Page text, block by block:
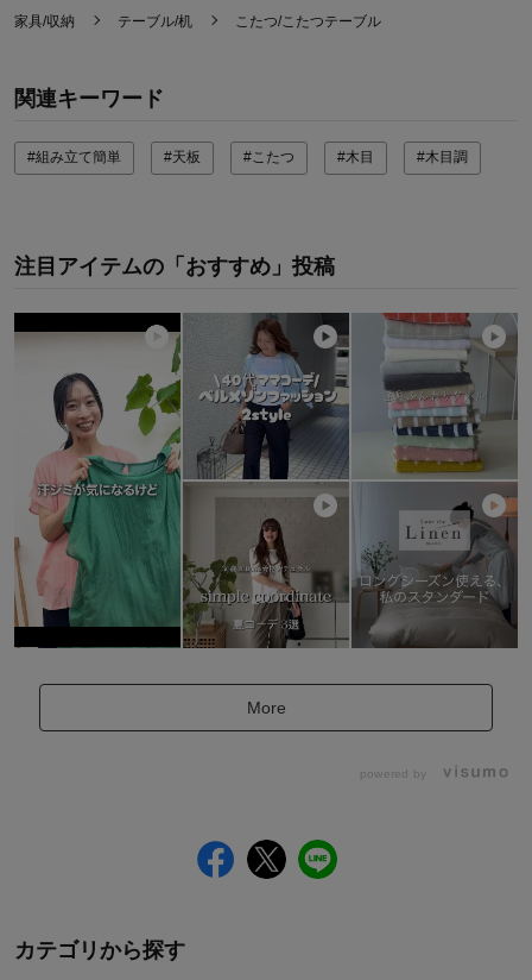
家具/収納 テーブル/机 こたつ/こたつテーブル
関連キーワード
#組み立て簡単 #天板 #こたつ #木目 #木目調
注目アイテムの「おすすめ」投稿
More
powered by
カテゴリから探す